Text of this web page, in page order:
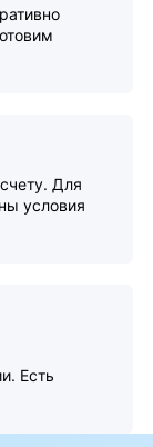
Для
условия
Есть